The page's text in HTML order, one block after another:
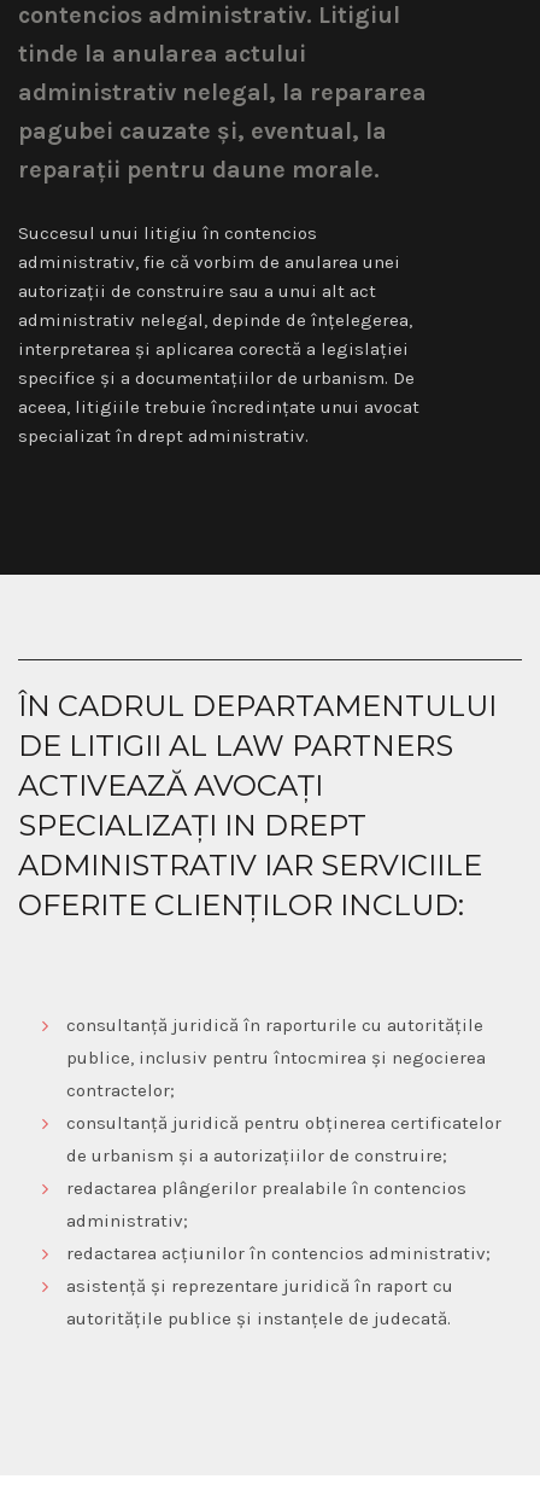
contencios administrativ. Litigiul
tinde la anularea actului
administrativ nelegal, la repararea
pagubei cauzate și, eventual, la
reparații pentru daune morale.
Succesul unui litigiu în contencios
administrativ, fie că vorbim de anularea unei
autorizații de construire sau a unui alt act
administrativ nelegal, depinde de înțelegerea,
interpretarea și aplicarea corectă a legislației
specifice și a documentațiilor de urbanism. De
aceea, litigiile trebuie încredințate unui avocat
specializat în drept administrativ.
ÎN CADRUL DEPARTAMENTULUI
DE LITIGII AL LAW PARTNERS
ACTIVEAZĂ AVOCAȚI
SPECIALIZAȚI IN DREPT
ADMINISTRATIV IAR SERVICIILE
OFERITE CLIENȚILOR INCLUD:
consultanță juridică în raporturile cu autoritățile
publice, inclusiv pentru întocmirea și negocierea
contractelor;
consultanță juridică pentru obținerea certificatelor
de urbanism și a autorizațiilor de construire;
redactarea plângerilor prealabile în contencios
administrativ;
redactarea acțiunilor în contencios administrativ;
asistență și reprezentare juridică în raport cu
autoritățile publice și instanțele de judecată.